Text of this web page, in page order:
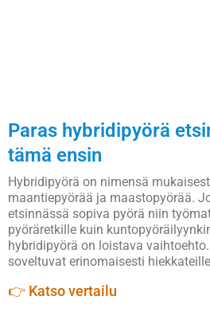
Paras hybridipyörä
tämä ensin
Hybridipyörä on nimensä
maantiepyörää ja maastopyörää.
etsinnässä sopiva pyörä niin
pyöräretkille kuin
hybridipyörä on loistava
soveltuvat erinomaisesti hiekkateille
👉 Katso vertailu